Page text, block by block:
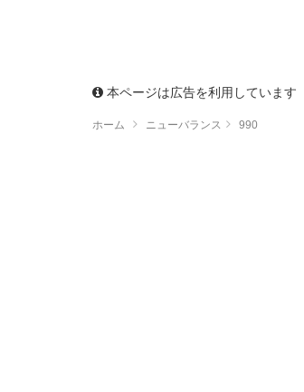
本ページは広告を利用しています
ホーム ニューバランス 990